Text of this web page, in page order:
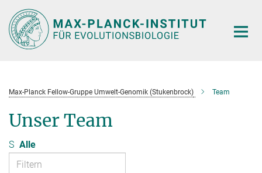
Hauptinhalt
Max-Planck Fellow-Gruppe Umwelt-Genomik (Stukenbrock) Team
Unser Team
S Alle